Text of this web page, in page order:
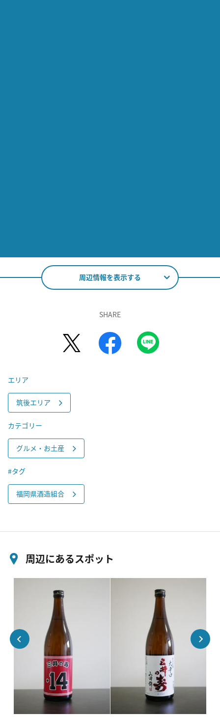
周辺情報を表示する
SHARE
エリア
筑後エリア
カテゴリー
グルメ・お土産
#タグ
福岡県酒造組合
周辺にあるスポット